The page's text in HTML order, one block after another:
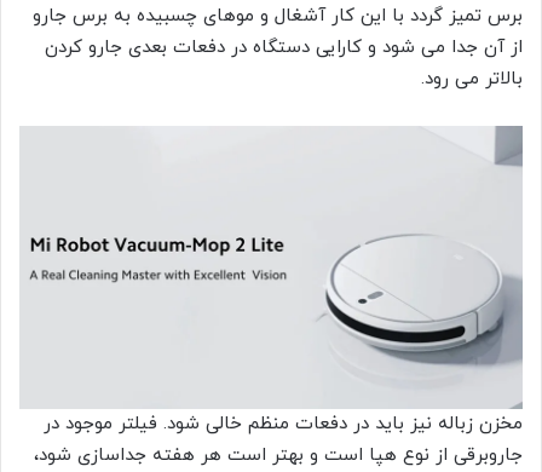
برس تمیز گردد با این کار آشغال و موهای چسبیده به برس جارو
از آن جدا می شود و کارایی دستگاه در دفعات بعدی جارو کردن
بالاتر می رود.
مخزن زباله نیز باید در دفعات منظم خالی شود. فیلتر موجود در
جاروبرقی از نوع هپا است و بهتر است هر هفته جداسازی شود،